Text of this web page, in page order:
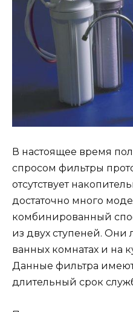
В настоящее время
спросом фильтры
отсутствует
достаточно много
комбинированный
из двух ступеней. Они
ванных комнатах и на
Данные фильтра имеют
длительный срок